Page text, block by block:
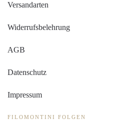
Versandarten
Widerrufsbelehrung
AGB
Datenschutz
Impressum
FILOMONTINI FOLGEN